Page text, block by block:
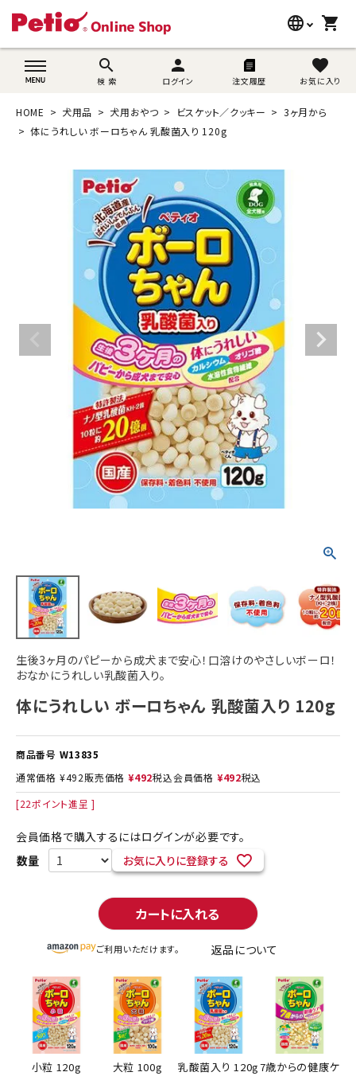
language
wovn-lang-name
shopping_cart
search
検 索
person
ログイン 注文履歴
favorite
お気に入り
search
猫用品
うさぎ用品
ブランド別に探す
目的別に探す
ご利用案内
ACCOUNT MENU
ようこそ ゲスト 様
person 新規会員登録
HOME 犬用品 犬用おやつ ビスケット／クッキー
3ヶ月から
体にうれしい ボーロちゃん 乳酸菌入り 120g
生後3ヶ月のパピーから成犬まで安心！口溶けのやさしいボーロ！
おなかにうれしい乳酸菌入り。
体にうれしい ボーロちゃん 乳酸菌入り 120g
商品番号 W13835
通常価格 ¥492販売価格 ¥492税込会員価格 ¥492税込
[22ポイント進呈 ]
会員価格で購入するにはログインが必要です。
お気に入りに登録する
カートに入れる
ご利用いただけます。 返品について
小粒 120g 大粒 100g 乳酸菌入り 120g7歳からの健康ケ